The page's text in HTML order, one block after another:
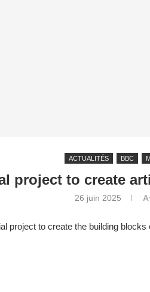
ACTUALITÉS BBC
project to create
26 juin 2025
project to create the building